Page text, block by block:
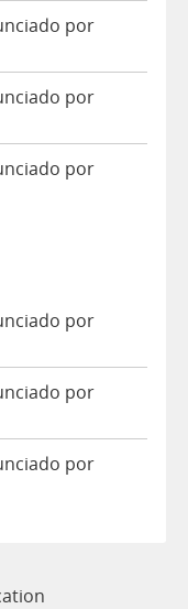
por
por
por
por
por
por